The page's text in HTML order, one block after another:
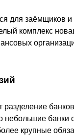
для заёмщиков и
комплекс
небольшие
крупные